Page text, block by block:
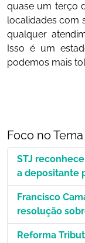
quase um terço
localidades com
qualquer
Isso é um
podemos mais
Foco no Tema
STJ
a depositante
Francisco
resolução
Reforma